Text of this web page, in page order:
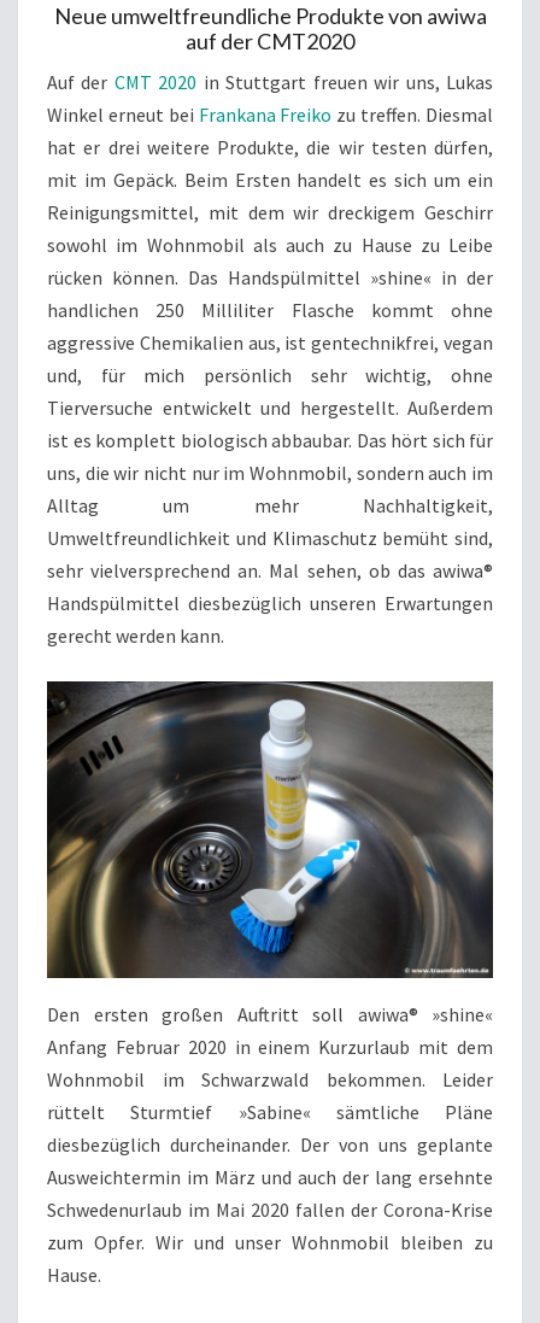
Neue umweltfreundliche Produkte von awiwa
auf der CMT2020
Auf der CMT 2020 in Stuttgart freuen wir uns, Lukas
Winkel erneut bei Frankana Freiko zu treffen. Diesmal
hat er drei weitere Produkte, die wir testen dürfen,
mit im Gepäck. Beim Ersten handelt es sich um ein
Reinigungsmittel, mit dem wir dreckigem Geschirr
sowohl im Wohnmobil als auch zu Hause zu Leibe
rücken können. Das Handspülmittel »shine« in der
handlichen 250 Milliliter Flasche kommt ohne
aggressive Chemikalien aus, ist gentechnikfrei, vegan
und, für mich persönlich sehr wichtig, ohne
Tierversuche entwickelt und hergestellt. Außerdem
ist es komplett biologisch abbaubar. Das hört sich für
uns, die wir nicht nur im Wohnmobil, sondern auch im
Alltag um mehr Nachhaltigkeit,
Umweltfreundlichkeit und Klimaschutz bemüht sind,
sehr vielversprechend an. Mal sehen, ob das awiwa®
Handspülmittel diesbezüglich unseren Erwartungen
gerecht werden kann.
Den ersten großen Auftritt soll awiwa® »shine«
Anfang Februar 2020 in einem Kurzurlaub mit dem
Wohnmobil im Schwarzwald bekommen. Leider
rüttelt Sturmtief »Sabine« sämtliche Pläne
diesbezüglich durcheinander. Der von uns geplante
Ausweichtermin im März und auch der lang ersehnte
Schwedenurlaub im Mai 2020 fallen der Corona-Krise
zum Opfer. Wir und unser Wohnmobil bleiben zu
Hause.